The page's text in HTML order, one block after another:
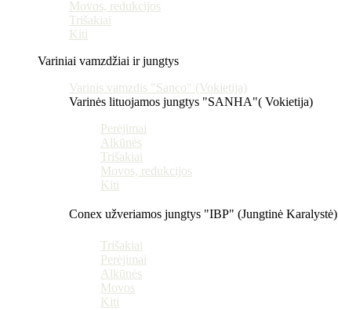
Movos, redukcijos
Trišakiai
Kiti
Variniai vamzdžiai ir jungtys
Varinis vamzdis "Sanco" (Vokietija)
Varinės lituojamos jungtys "SANHA"( Vokietija)
Perėjimai
Alkūnės
Trišakiai
Movos, redukcijos
Kiti
Conex užveriamos jungtys "IBP" (Jungtinė Karalystė)
Trišakiai
Perėjimai
Alkūnės
Movos
Kiti